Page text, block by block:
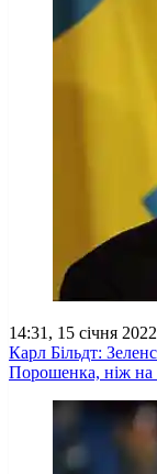
14:31, 15 січня
Карл Більдт:
Порошенка, ніж на